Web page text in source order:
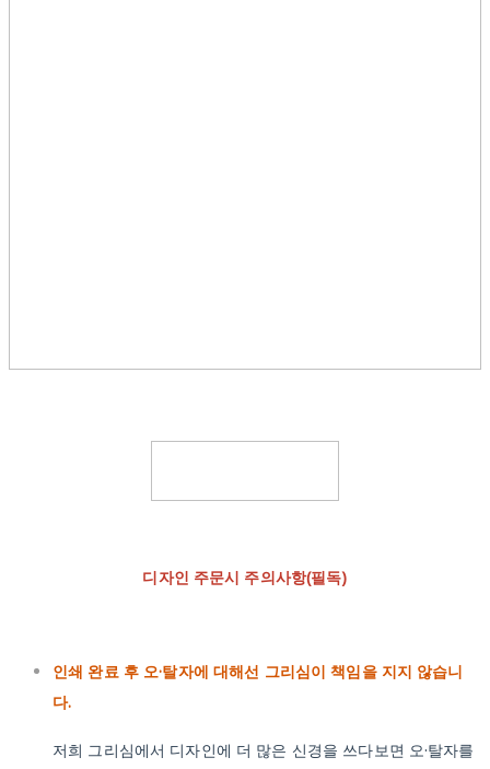
디자인 주문시 주의사항(필독)
인쇄 완료 후 오·탈자에 대해선 그리심이 책임을 지지 않습니
다.
저희 그리심에서 디자인에 더 많은 신경을 쓰다보면 오·탈자를